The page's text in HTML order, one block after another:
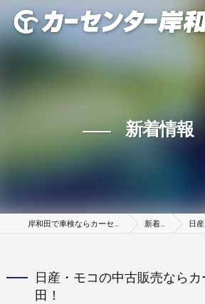
新着情報
岸和田で車検ならカーセンター岸和田 新着情報 日産
日産・モコの中古販売なら
田！